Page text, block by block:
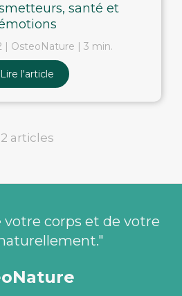
santé et
OsteoNature 3 min.
Lire l'article
2 articles
votre corps et de votre